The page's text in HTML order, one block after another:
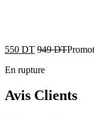
550 DT 949DT
En rupture
Avis Clients